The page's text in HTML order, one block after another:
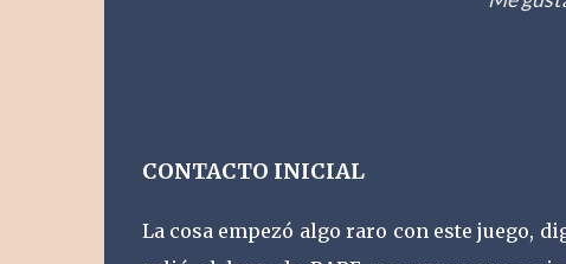
CONTACTO INICIAL
La cosa empezó algo raro con este juego,